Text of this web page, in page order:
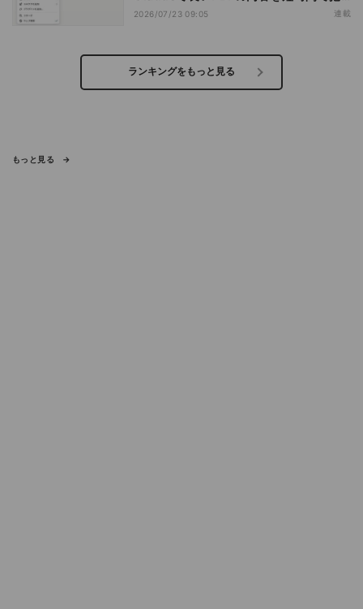
握する
2026/07/23 09:05 連載
ランキングをもっと見る
もっと見る